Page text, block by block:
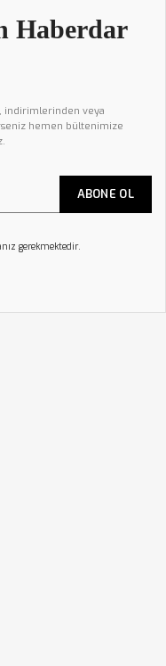
Haberdar
indirimlerinden veya
hemen bültenimize
gerekmektedir.